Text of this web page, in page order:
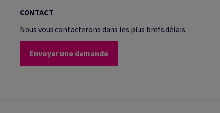
CONTACT
Nous vous contacterons dans les plus brefs délais.
Envoyer une demande